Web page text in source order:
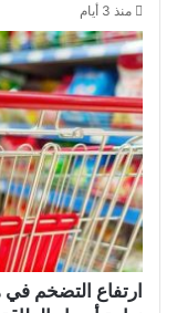
منذ 3 أيام